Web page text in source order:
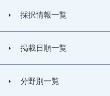
採択情報一覧
掲載日順一覧
分野別一覧